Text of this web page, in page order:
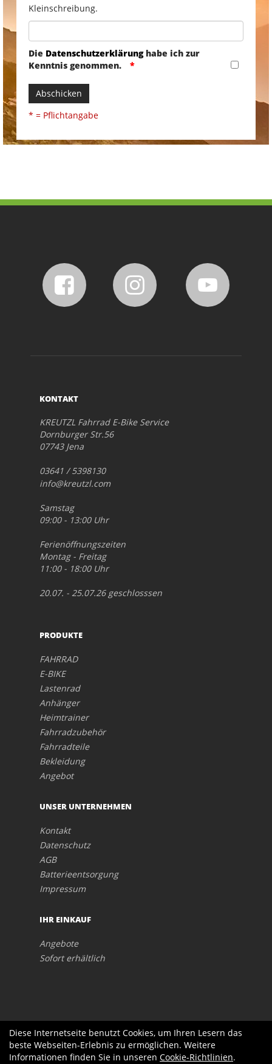
Kleinschreibung.
Die Datenschutzerklärunghabe ich zur
Kenntnis genommen.
Abschicken
* = Pflichtangabe
KONTAKT
KREUTZL Fahrrad E-Bike Service
Dornburger Str.56
07743 Jena
03641 / 5398130
info@kreutzl.com
Samstag
09:00 - 13:00 Uhr
Ferienöffnungszeiten
Montag - Freitag
11:00 - 18:00 Uhr
20.07. - 25.07.26 geschlosssen
PRODUKTE
FAHRRAD
E-BIKE
Lastenrad
Anhänger
Heimtrainer
Fahrradzubehör
Fahrradteile
Bekleidung
Angebot
UNSER UNTERNEHMEN
Kontakt
Datenschutz
AGB
Batterieentsorgung
Impressum
IHR EINKAUF
Angebote
Sofort erhältlich
Diese Internetseite benutzt Cookies, um Ihren Lesern das
beste Webseiten-Erlebnis zu ermöglichen. Weitere
Informationen finden Sie in unseren Cookie-Richtlinien.